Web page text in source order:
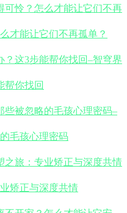
才能让它们不再孤单？
帮你找回
毛孩心理密码
矫正与深度共情